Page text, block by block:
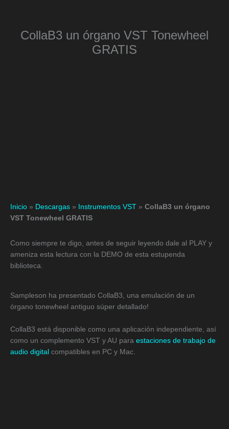
CollaB3 un órgano VST Tonewheel
GRATIS
Inicio » Descargas » Instrumentos VST » CollaB3 un órgano
VST Tonewheel GRATIS
Como siempre te digo, antes de seguir leyendo dale al PLAY y
ameniza esta lectura con la DEMO de esta estupenda
biblioteca.
Sampleson ha presentado CollaB3, una emulación de un
órgano tonewheel antiguo súper detallado!
CollaB3 está disponible como una aplicación independiente, así
como un complemento VST y AU para estaciones de trabajo de
audio digital compatibles en PC y Mac.